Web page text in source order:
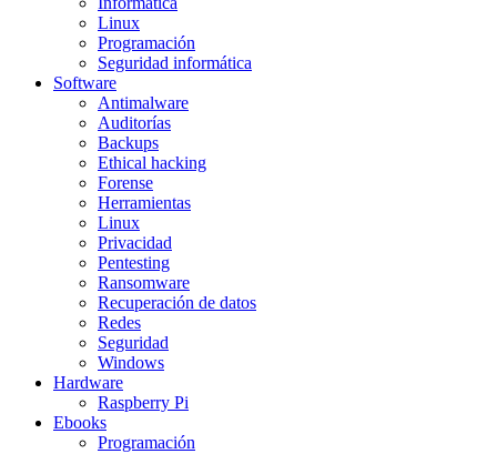
Linux
Programación
Seguridad informática
Software
Antimalware
Auditorías
Backups
Ethical hacking
Forense
Herramientas
Linux
Privacidad
Pentesting
Ransomware
Recuperación de datos
Redes
Seguridad
Windows
Hardware
Raspberry Pi
Ebooks
Programación